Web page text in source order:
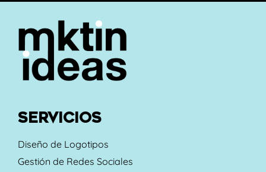
SERVICIOS
Diseño de Logotipos
Gestión de Redes Sociales